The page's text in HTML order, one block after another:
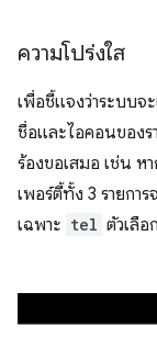
ความโปร่งใส
เพื่อชี้แจงว่าระบบจ
ชื่อและไอคอนของร
ร้องขอเสมอ เช่น ห
เพอร์ตี้ทั้ง 3 รายกา
เฉพาะ tel ตัวเลื